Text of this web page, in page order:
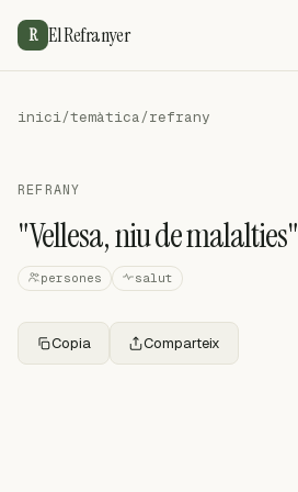
R El Refranyer
inici/temàtica/refrany
REFRANY
"Vellesa, niu de malalties"
persones salut
Copia Comparteix